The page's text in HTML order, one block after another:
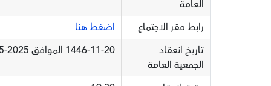
العامة
رابط مقر الاجتماع
اضغط هنا
تاريخ انعقاد
الجمعية العامة
1446-11-20 الموافق 2025-05-18